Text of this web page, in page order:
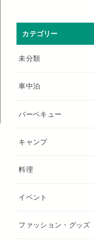
カテゴリー
未分類
車中泊
バーベキュー
キャンプ
料理
イベント
ファッション・グッズ